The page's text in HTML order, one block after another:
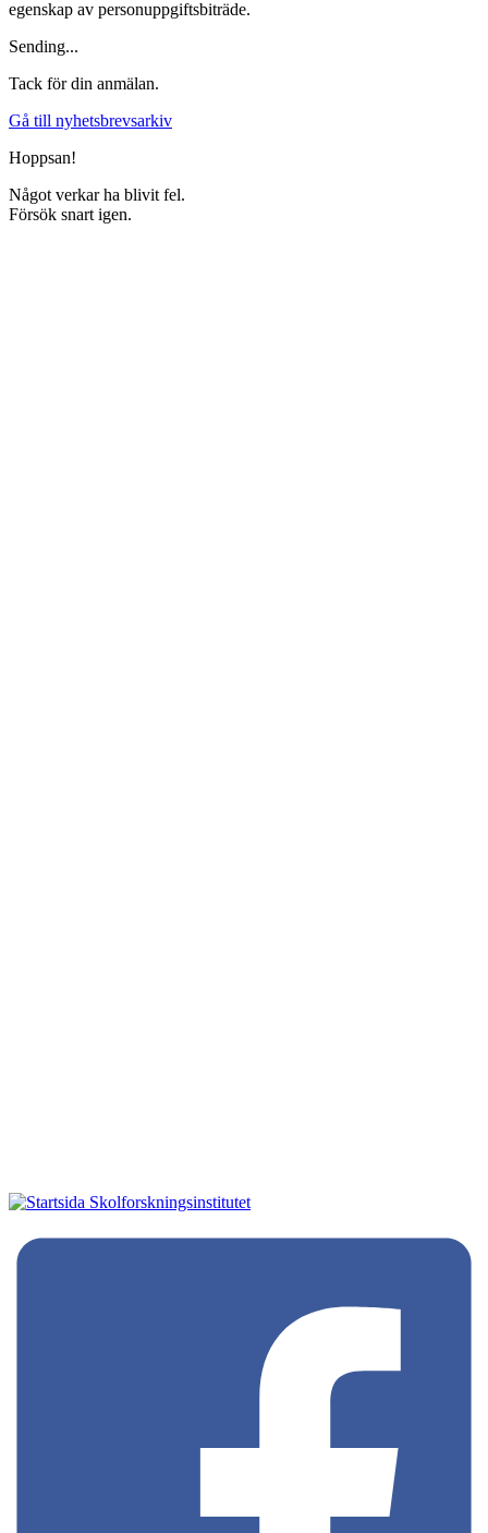
egenskap av personuppgiftsbiträde.
Sending...
Tack för din anmälan.
Gå till nyhetsbrevsarkiv
Hoppsan!
Något verkar ha blivit fel.
Försök snart igen.